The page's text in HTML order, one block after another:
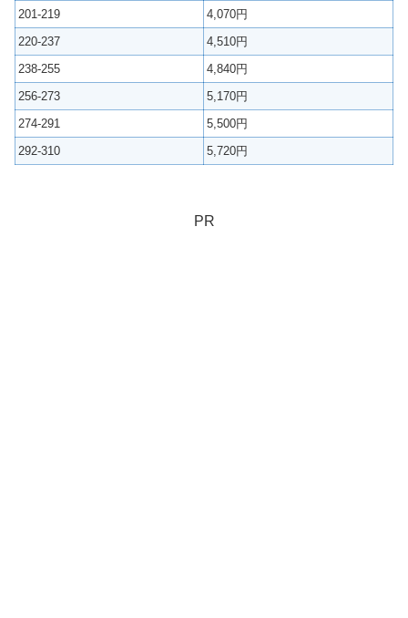
201-219
4,070円
220-237
4,510円
238-255
4,840円
256-273
5,170円
274-291
5,500円
292-310
5,720円
PR